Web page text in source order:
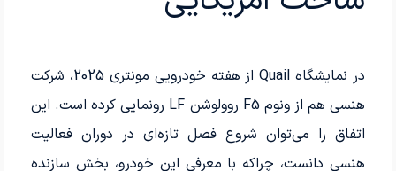
در نمایشگاه Quail از هفته خودرویی مونتری 2025، شرکت
هنسی هم از ونوم F5 روولوشن LF رونمایی کرده است. این
اتفاق را می‌توان شروع فصل تازه‌ای در دوران فعالیت
هنسی دانست، چراکه با معرفی این خودرو، بخش سازنده